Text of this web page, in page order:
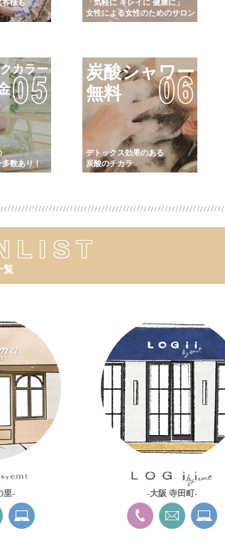
客様も
「気軽に キレイに 健康に」
女性による女性のためのサロン
カラー
多数あり！
炭酸シャワー
無料
デトックス効果のある
炭酸のチカラ
覧
里- -大阪 寺田町-